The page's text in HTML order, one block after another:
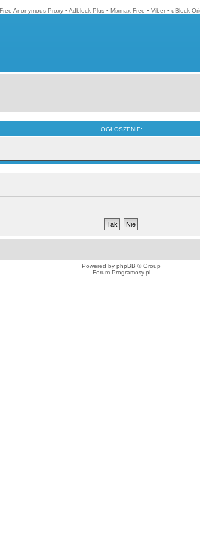
Anonymous Proxy • Adblock Plus • Mixmax Free • Viber • uBlock
OGŁOSZENIE:
Powered by phpBB © Group
Forum Programosy.pl